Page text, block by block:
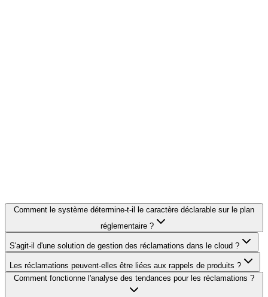
Comment le système détermine-t-il le caractère déclarable sur le plan
réglementaire ?
S'agit-il d'une solution de gestion des réclamations dans le cloud ?
Les réclamations peuvent-elles être liées aux rappels de produits ?
Comment fonctionne l'analyse des tendances pour les réclamations ?